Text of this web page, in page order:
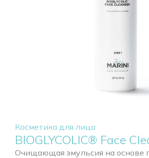
Косметика для лица
BIOGLYCOLIC® Face
Очищающая эмульсия на основе